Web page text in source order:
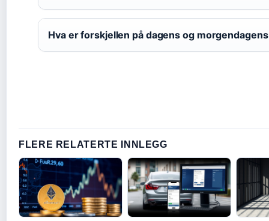
Hva er forskjellen på dagens og
FLERE RELATERTE INNLEGG